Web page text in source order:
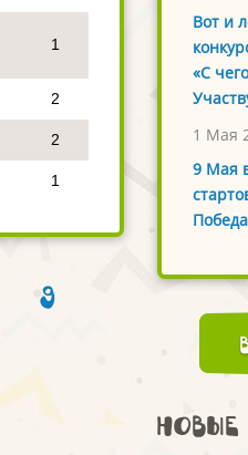
1
2
2
1
9
Вот и
«С
1 Мая
9 Мая
Новые